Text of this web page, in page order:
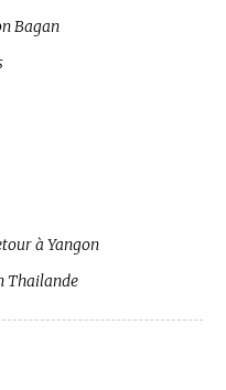
Bagan
à Yangon
Thailande